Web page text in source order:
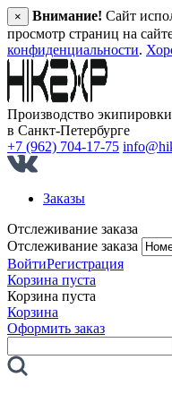
× Внимание! Сайт
просмотр страниц на
конфиденциальности.
Производство
в Санкт‑Петербурге
+7 (962) 704-17-75
Заказы
Отслеживание заказа
Отслеживание заказа
ВойтиРегистрация
Корзина пуста
Корзина пуста
Корзина
Оформить заказ